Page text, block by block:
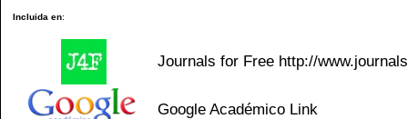
Incluida en:
Journals for Free http://
Google Académico Link